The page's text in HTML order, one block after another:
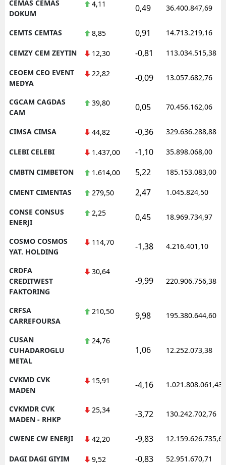
CEMAS CEMAS
DOKUM
4,11 0,49 36.400.847,69
CEMTS CEMTAS 8,85 0,91 14.713.219,16
CEMZY CEM ZEYTIN 12,30 -0,81 113.034.515,38
CEOEM CEO EVENT
MEDYA
22,82 -0,09 13.057.682,76
CGCAM CAGDAS
CAM
39,80 0,05 70.456.162,06
CIMSA CIMSA 44,82 -0,36 329.636.288,88
CLEBI CELEBI 1.437,00 -1,10 35.898.068,00
CMBTN CIMBETON 1.614,00 5,22 185.153.083,00
CMENT CIMENTAS 279,50 2,47 1.045.824,50
CONSE CONSUS
ENERJI
2,25 0,45 18.969.734,97
COSMO COSMOS
YAT. HOLDING
114,70 -1,38 4.216.401,10
CRDFA
CREDITWEST
FAKTORING
30,64
-9,99 220.906.756,38
CRFSA
CARREFOURSA
210,50 9,98 195.380.644,60
CUSAN
CUHADAROGLU
METAL
24,76
1,06 12.252.073,38
CVKMD CVK
MADEN
15,91 -4,16 1.021.808.061,43
CVKMDR CVK
MADEN - RHKP
25,34 -3,72 130.242.702,76
CWENE CW ENERJI 42,20 -9,83 12.159.626.735,62
DAGI DAGI GIYIM 9,52 -0,83 52.951.670,71